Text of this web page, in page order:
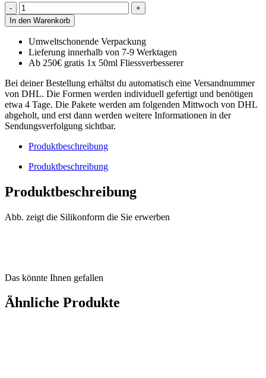
6341
-
Silikonform
"Felsenteil
groß"
Ergänzung/passend
Felsentunnelportal
6307
Menge
In den Warenkorb
Umweltschonende Verpackung
Lieferung innerhalb von 7-9 Werktagen
Ab 250€ gratis 1x 50ml Fliessverbesserer
Bei deiner Bestellung erhältst du automatisch eine Versandnummer
von DHL. Die Formen werden individuell gefertigt und benötigen
etwa 4 Tage. Die Pakete werden am folgenden Mittwoch von DHL
abgeholt, und erst dann werden weitere Informationen in der
Sendungsverfolgung sichtbar.
Produktbeschreibung
Produktbeschreibung
Produktbeschreibung
Abb. zeigt die Silikonform die Sie erwerben
Das könnte Ihnen gefallen
Ähnliche Produkte